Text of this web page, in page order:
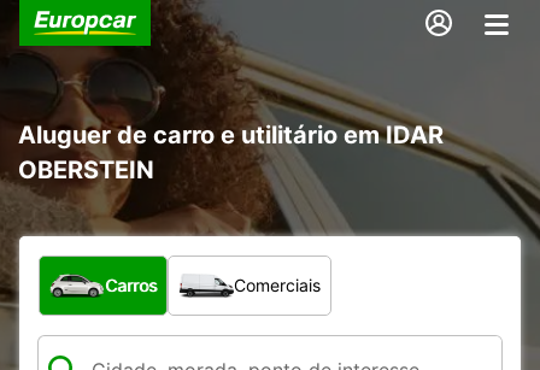
Aluguer de carro e utilitário em IDAR
OBERSTEIN
Que tipo de veículo pretende?
Carros Comerciais